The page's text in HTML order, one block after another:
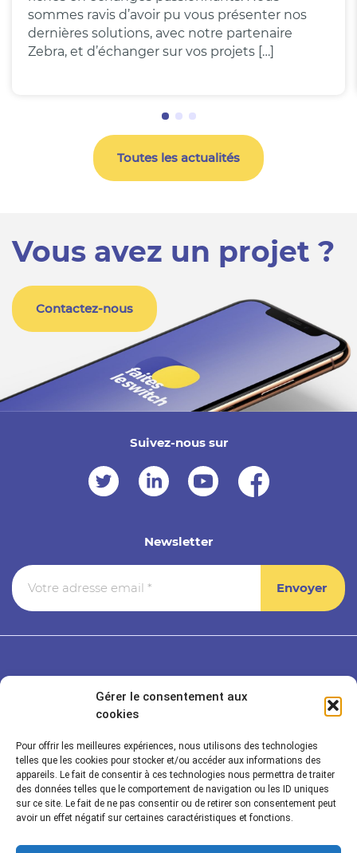
Gérer le consentement aux
cookies
Pour offrir les meilleures expériences, nous utilisons des technologies
telles que les cookies pour stocker et/ou accéder aux informations des
appareils. Le fait de consentir à ces technologies nous permettra de traiter
des données telles que le comportement de navigation ou les ID uniques
sur ce site. Le fait de ne pas consentir ou de retirer son consentement peut
avoir un effet négatif sur certaines caractéristiques et fonctions.
sommes ravis d’avoir pu vous présenter nos
dernières solutions, avec notre partenaire
Zebra, et d’échanger sur vos projets […]
Toutes les actualités
Vous avez un projet ?
Contactez-nous
Suivez-nous sur
Newsletter
Rayonnance Technologies